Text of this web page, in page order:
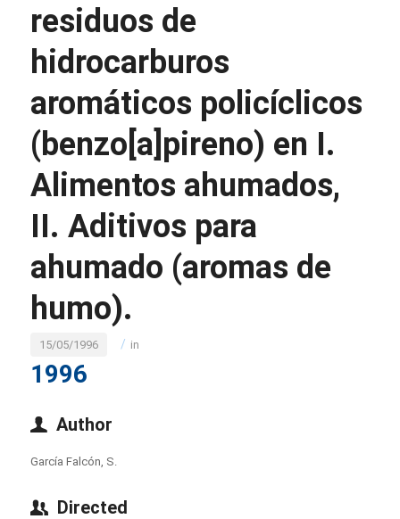
residuos de
hidrocarburos
aromáticos policíclicos
(benzo[a]pireno) en I.
Alimentos ahumados,
II. Aditivos para
ahumado (aromas de
humo).
15/05/1996 / in
1996
Author
García Falcón, S.
Directed